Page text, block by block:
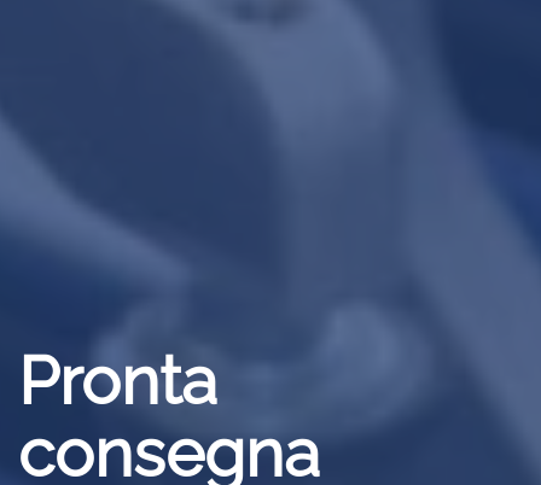
Pronta
consegna